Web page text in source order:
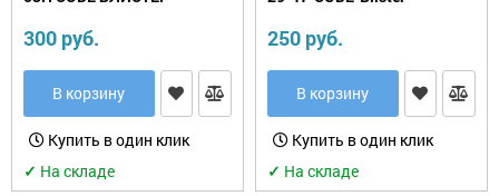
300 руб.
В корзину
Купить в один клик
✓ На складе
250 руб.
В корзину
Купить в один клик
✓ На складе